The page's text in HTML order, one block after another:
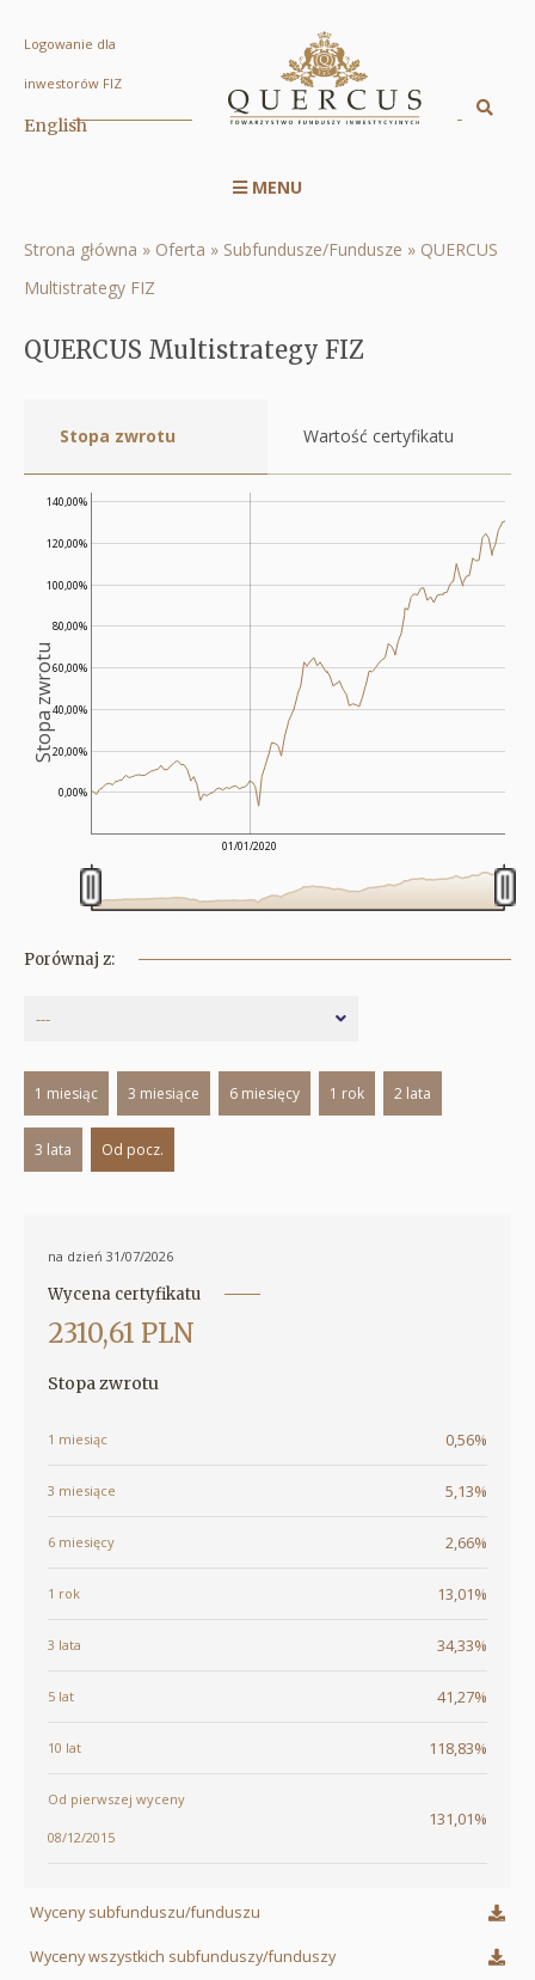
QUERCUS
Multistrategy
FIZ
TFI
S.A.
Logowanie dla
inwestorów FIZ
English
serwisu
RWD
MENU
Ścieżka
nawigacyjna
Strona główna Oferta Subfundusze/Fundusze
QUERCUS
Multistrategy FIZ
QUERCUS Multistrategy FIZ
Stopa zwrotu Wartość certyfikatu
Stopa zwrotu
0,00%
20,00%
40,00%
60,00%
80,00%
100,00%
120,00%
140,00%
01/01/2020
Porównaj z:
---
1 miesiąc 3 miesiące 6 miesięcy 1 rok 2 lata
3 lata Od pocz.
na dzień 31/07/2026
Wycena certyfikatu
2310,61 PLN
Stopa zwrotu
1 miesiąc 0,56%
3 miesiące 5,13%
6 miesięcy 2,66%
1 rok 13,01%
3 lata 34,33%
5 lat 41,27%
10 lat 118,83%
Od pierwszej wyceny
08/12/2015
131,01%
Wyceny subfunduszu/funduszu
Wyceny wszystkich subfunduszy/funduszy